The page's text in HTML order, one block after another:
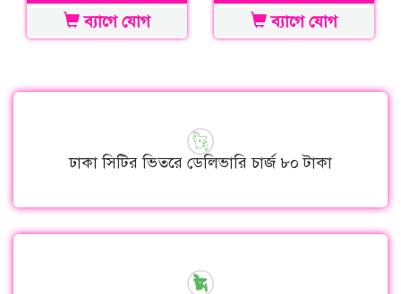
ব্যাগে যোগ
ব্যাগে যোগ
ঢাকা সিটির ভিতরে ডেলিভারি চার্জ ৮০ টাকা